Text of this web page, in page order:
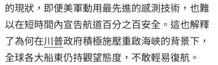
的現狀，即便美軍動用最先進的感測技術，也難
以在短時間內宣告航道百分之百安全。這也解釋
了為何在川普政府積極施壓重啟海峽的背景下，
全球各大船東仍持觀望態度，不敢輕易復航。